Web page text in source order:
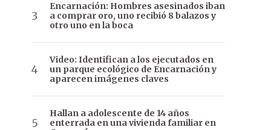
Encarnación: Hombres asesinados iban
a comprar oro, uno recibió 8 balazos y
otro uno en la boca
Video: Identifican a los ejecutados en
un parque ecológico de Encarnación y
aparecen imágenes claves
Hallan a adolescente de 14 años
enterrada en una vivienda familiar en